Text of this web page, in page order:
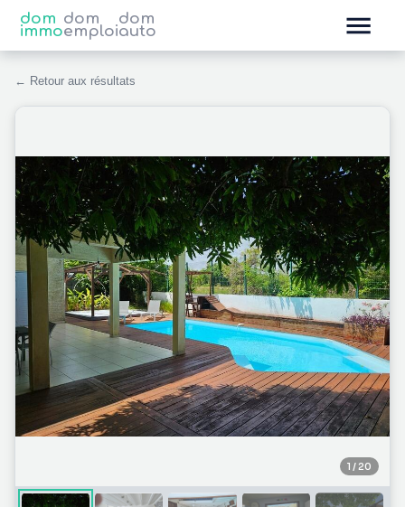
dom
immo
dom
emploi
dom
auto
← Retour aux résultats
1 /20